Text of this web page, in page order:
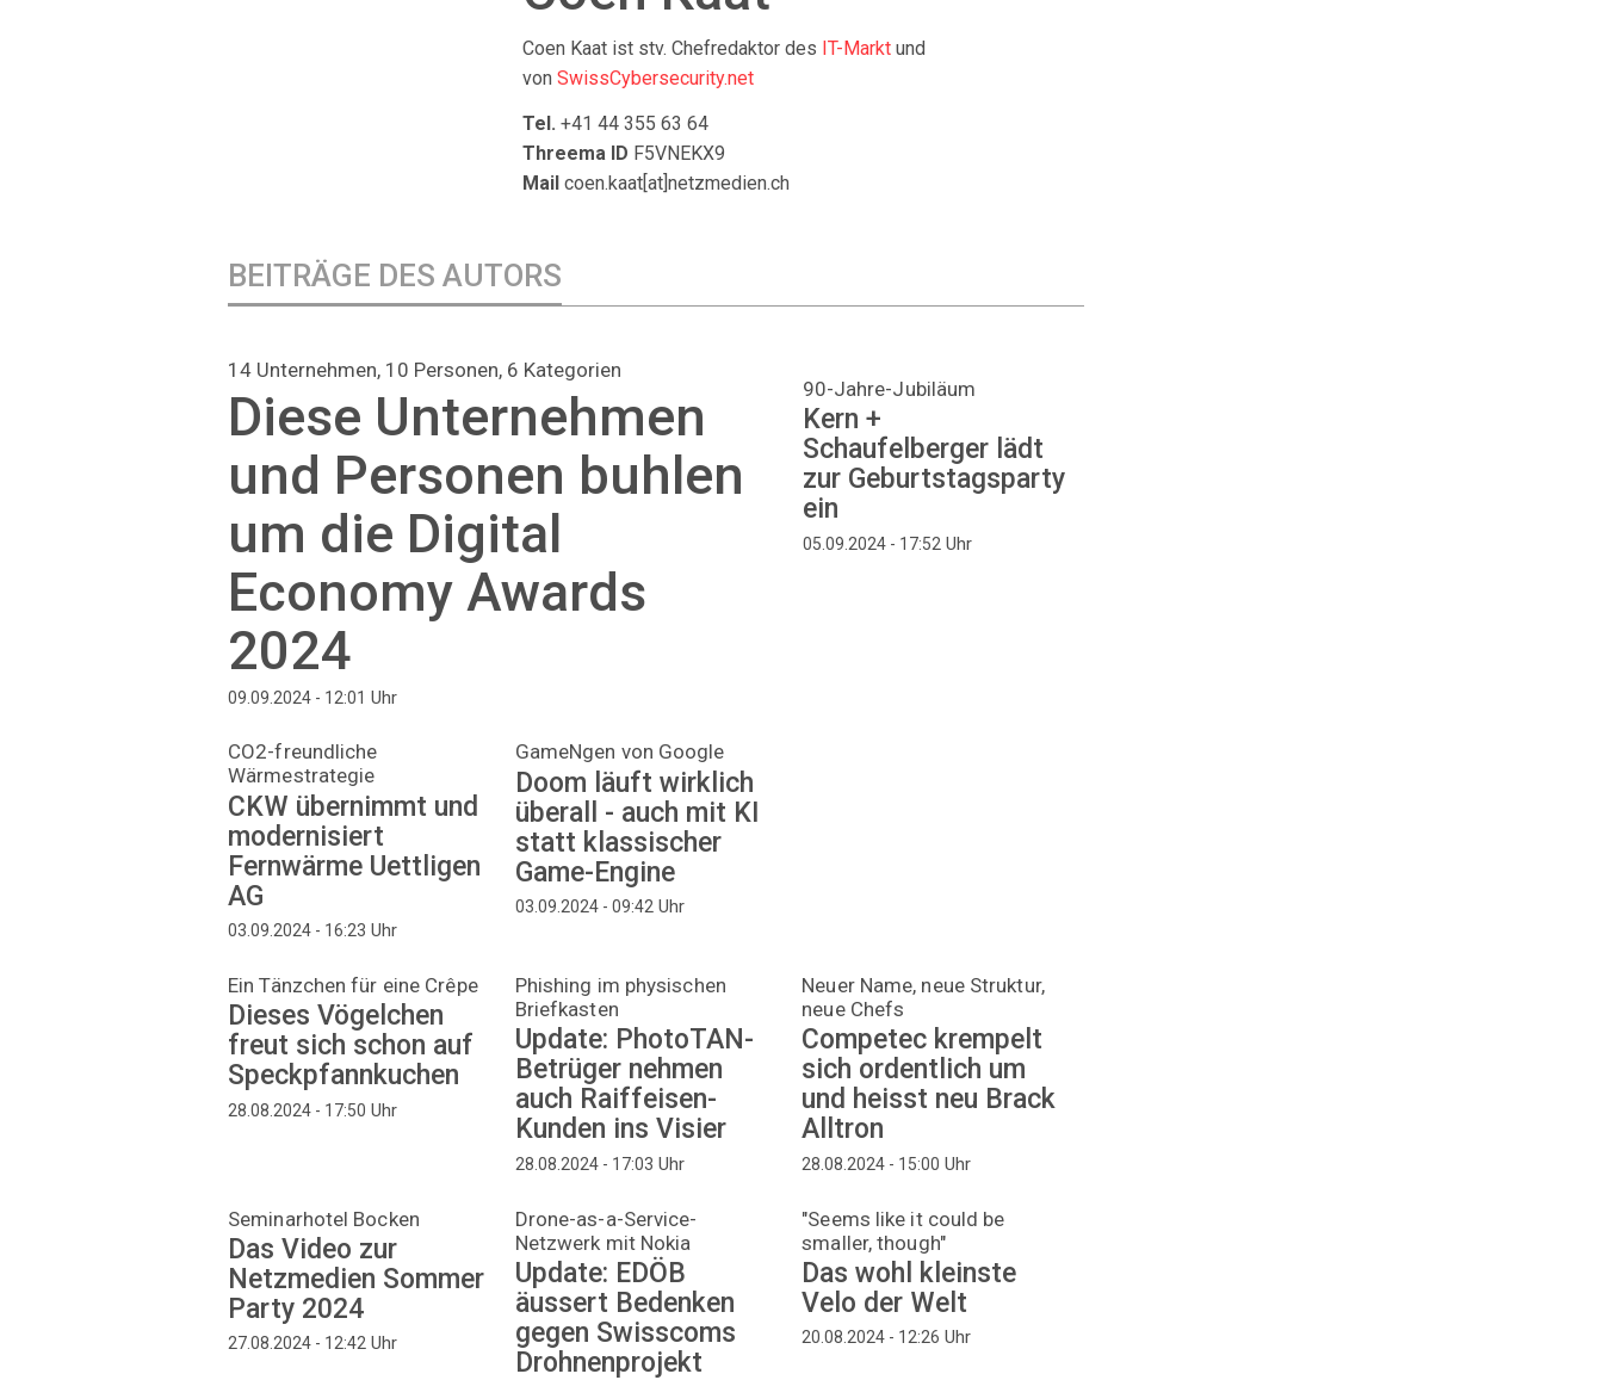
Coen Kaat ist stv. Chefredaktor des IT-Markt und
vonSwissCybersecurity.net
Tel. +41 44 355 63 64
Threema ID F5VNEKX9
Mail coen.kaat[at]netzmedien.ch
BEITRÄGE DES AUTORS
14 Unternehmen, 10 Personen, 6 Kategorien
Diese Unternehmen
und Personen buhlen
um die Digital
Economy Awards
2024
09.09.2024 - 12:01 Uhr
90-Jahre-Jubiläum
Kern +
Schaufelberger lädt
zur Geburtstagsparty
ein
05.09.2024 - 17:52 Uhr
CO2-freundliche
Wärmestrategie
CKW übernimmt und
modernisiert
Fernwärme Uettligen
AG
03.09.2024 - 16:23 Uhr
GameNgen von Google
Doom läuft wirklich
überall - auch mit KI
statt klassischer
Game-Engine
03.09.2024 - 09:42Uhr
Ein Tänzchen für eine Crêpe
Dieses Vögelchen
freut sich schon auf
Speckpfannkuchen
28.08.2024 - 17:50 Uhr
Phishing im physischen
Briefkasten
Update: PhotoTAN-
Betrüger nehmen
auch Raiffeisen-
Kunden ins Visier
28.08.2024 - 17:03 Uhr
Neuer Name, neue Struktur,
neue Chefs
Competec krempelt
sich ordentlich um
und heisst neu Brack
Alltron
28.08.2024 - 15:00 Uhr
Seminarhotel Bocken
Das Video zur
Netzmedien Sommer
Party 2024
27.08.2024 - 12:42 Uhr
Drone-as-a-Service-
Netzwerk mit Nokia
Update: EDÖB
äussert Bedenken
gegen Swisscoms
Drohnenprojekt
"Seems like it could be
smaller, though"
Das wohl kleinste
Velo der Welt
20.08.2024 - 12:26 Uhr